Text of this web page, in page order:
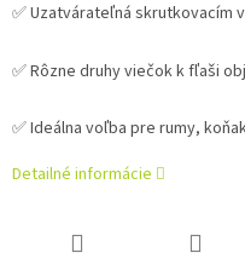
✅ Uzatvárateľná skrutkovacím
✅ Rôzne druhy viečok k fľaši
✅ Ideálna voľba pre rumy,
Detailné informácie